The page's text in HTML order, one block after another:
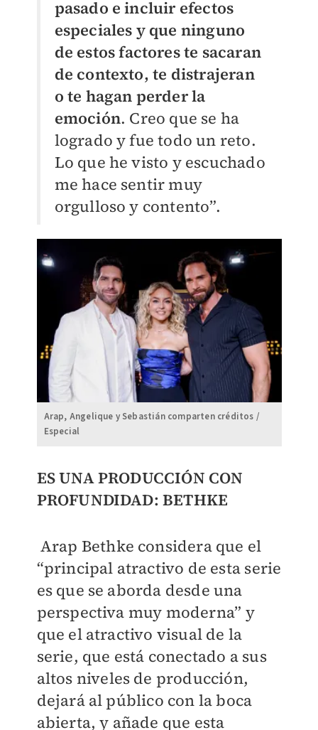
pasado e incluir efectos
especiales y que ninguno
de estos factores te sacaran
de contexto, te distrajeran
o te hagan perder la
emoción. Creo que se ha
logrado y fue todo un reto.
Lo que he visto y escuchado
me hace sentir muy
orgulloso y contento”.
Arap, Angelique y Sebastián comparten créditos /
Especial
ES UNA PRODUCCIÓN CON
PROFUNDIDAD: BETHKE
Arap Bethke considera que el
“principal atractivo de esta serie
es que se aborda desde una
perspectiva muy moderna” y
que el atractivo visual de la
serie, que está conectado a sus
altos niveles de producción,
dejará al público con la boca
abierta, y añade que esta